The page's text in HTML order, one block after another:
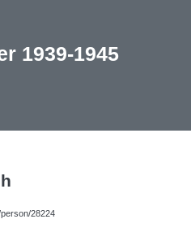
1939-1945
28224